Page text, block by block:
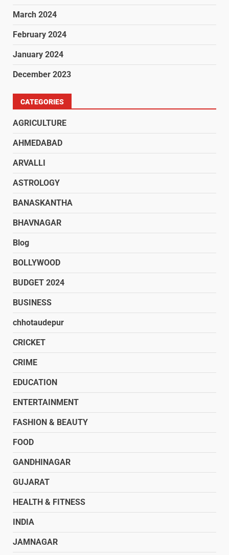
March 2024
February 2024
January 2024
December 2023
CATEGORIES
AGRICULTURE
AHMEDABAD
ARVALLI
ASTROLOGY
BANASKANTHA
BHAVNAGAR
Blog
BOLLYWOOD
BUDGET 2024
BUSINESS
chhotaudepur
CRICKET
CRIME
EDUCATION
ENTERTAINMENT
FASHION & BEAUTY
FOOD
GANDHINAGAR
GUJARAT
HEALTH & FITNESS
INDIA
JAMNAGAR